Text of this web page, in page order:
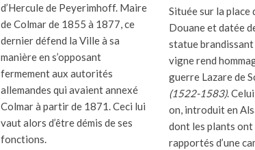
d’Hercule de Peyerimhoff. Maire
de Colmar de 1855 à 1877, ce
dernier défend la Ville à sa
manière en s’opposant
fermement aux autorités
allemandes qui avaient annexé
Colmar à partir de 1871. Ceci lui
vaut alors d’être démis de ses
fonctions.
Située sur la place
Douane et datée
statue brandissant
vigne rend
guerre Lazare de
(1522-1583).
on, introduit en
dont les plants
rapportés d’une